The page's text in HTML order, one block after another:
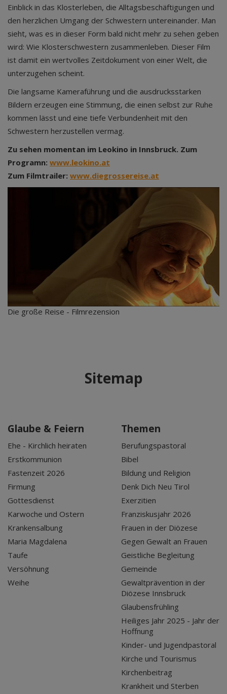
Einblick in das Klosterleben, die Alltagsbeschäftigungen und
den herzlichen Umgang der Schwestern untereinander. Man
sieht, was es in dieser Form bald nicht mehr zu sehen geben
wird: Wie Klosterschwestern zusammenleben. Dieser Film
ist damit ein wertvolles Zeitdokument von einer Welt, die
unterzugehen scheint.
Die langsame Kameraführung und die ausdrucksstarken
Bildern erzeugen eine Stimmung, die einen selbst zur Ruhe
kommen lässt und eine tiefe Verbundenheit mit den
Schwestern herzustellen vermag.
Zu sehen momentan im Leokino in Innsbruck. Zum
Programn: www.leokino.at
Zum Filmtrailer: www.diegrossereise.at
Die große Reise - Filmrezension
Sitemap
Glaube & Feiern
Ehe - Kirchlich heiraten
Erstkommunion
Fastenzeit 2026
Firmung
Gottesdienst
Karwoche und Ostern
Krankensalbung
Maria Magdalena
Taufe
Versöhnung
Weihe
Themen
Berufungspastoral
Bibel
Bildung und Religion
Denk Dich Neu Tirol
Exerzitien
Franziskusjahr 2026
Frauen in der Diözese
Gegen Gewalt an Frauen
Geistliche Begleitung
Gemeinde
Gewaltprävention in der
Diözese Innsbruck
Glaubensfrühling
Heiliges Jahr 2025 - Jahr der
Hoffnung
Kinder- und Jugendpastoral
Kirche und Tourismus
Kirchenbeitrag
Krankheit und Sterben